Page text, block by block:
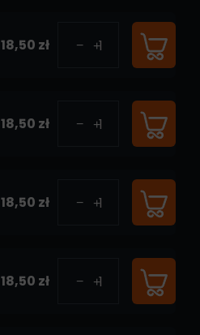
18,50 zł
18,50 zł
18,50 zł
18,50 zł